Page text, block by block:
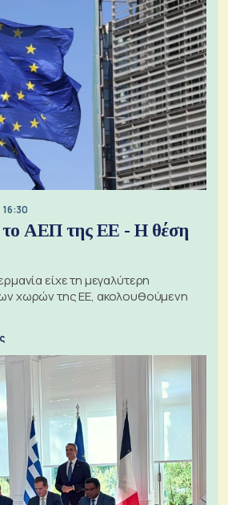
το ΑΕΠ της ΕΕ - Η θέση
είχε τη μεγαλύτερη
χωρών της ΕΕ, ακολουθούμενη